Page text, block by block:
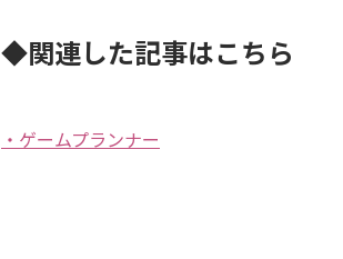
◆関連した記事はこちら
・ゲームプランナー